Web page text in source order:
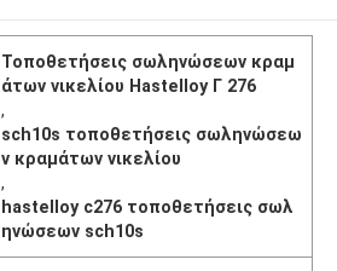
Τοποθετήσεις σωληνώσεων κραμ
άτων νικελίου Hastelloy Γ 276
,
sch10s τοποθετήσεις σωληνώσεω
ν κραμάτων νικελίου
,
hastelloy c276 τοποθετήσεις σωλ
ηνώσεων sch10s